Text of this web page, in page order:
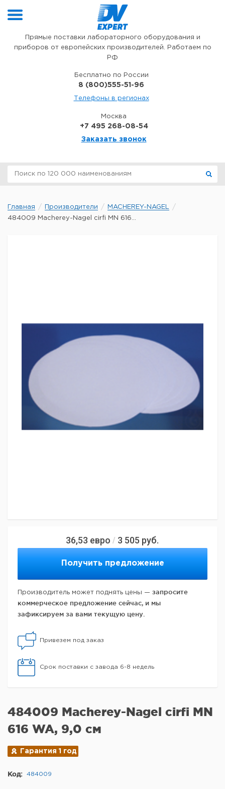
Прямые поставки лабораторного оборудования и
приборов от европейских производителей. Работаем по
РФ
Бесплатно по России
8 (800)555-51-96
Телефоны в регионах
Москва
+7 495 268-08-54
Заказать звонок
Главная Производители
MACHEREY-NAGEL
484009 Macherey-Nagel cirfi MN 616...
36,53 евро / 3 505 руб.
Получить предложение
Производитель может поднять цены — запросите
коммерческое предложение сейчас, и мы
зафиксируем за вами текущую цену.
Привезем под заказ
Срок поставки с завода 6-8 недель
484009 Macherey-Nagel cirfi MN
616 WA, 9,0 см
Гарантия 1 год
Код: 484009